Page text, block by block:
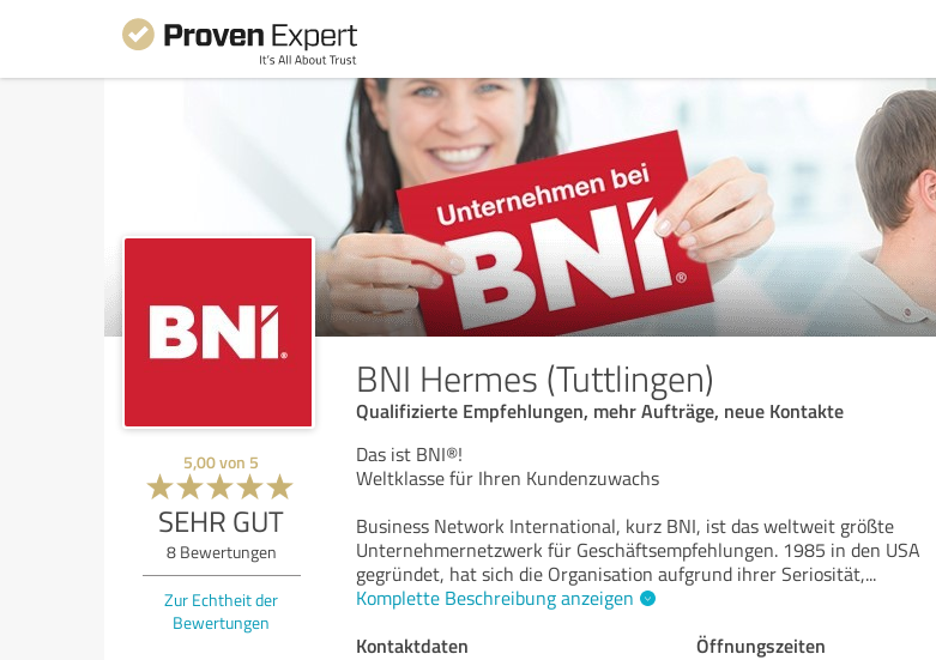
BNI Hermes (Tuttlingen)
Qualifizierte Empfehlungen, mehr Aufträge, neue Kontakte
5,00von 5
SEHR GUT
8Bewertungen
Zur Echtheit der
Bewertungen
Das ist BNI®!
Weltklasse für Ihren Kundenzuwachs
Business Network International, kurz BNI, ist das weltweit größte
Unternehmernetzwerk für Geschäftsempfehlungen. 1985 in den USA
gegründet, hat sich die Organisation aufgrund ihrer Seriosität,...
Komplette Beschreibung anzeigen
Kontaktdaten Öffnungszeiten